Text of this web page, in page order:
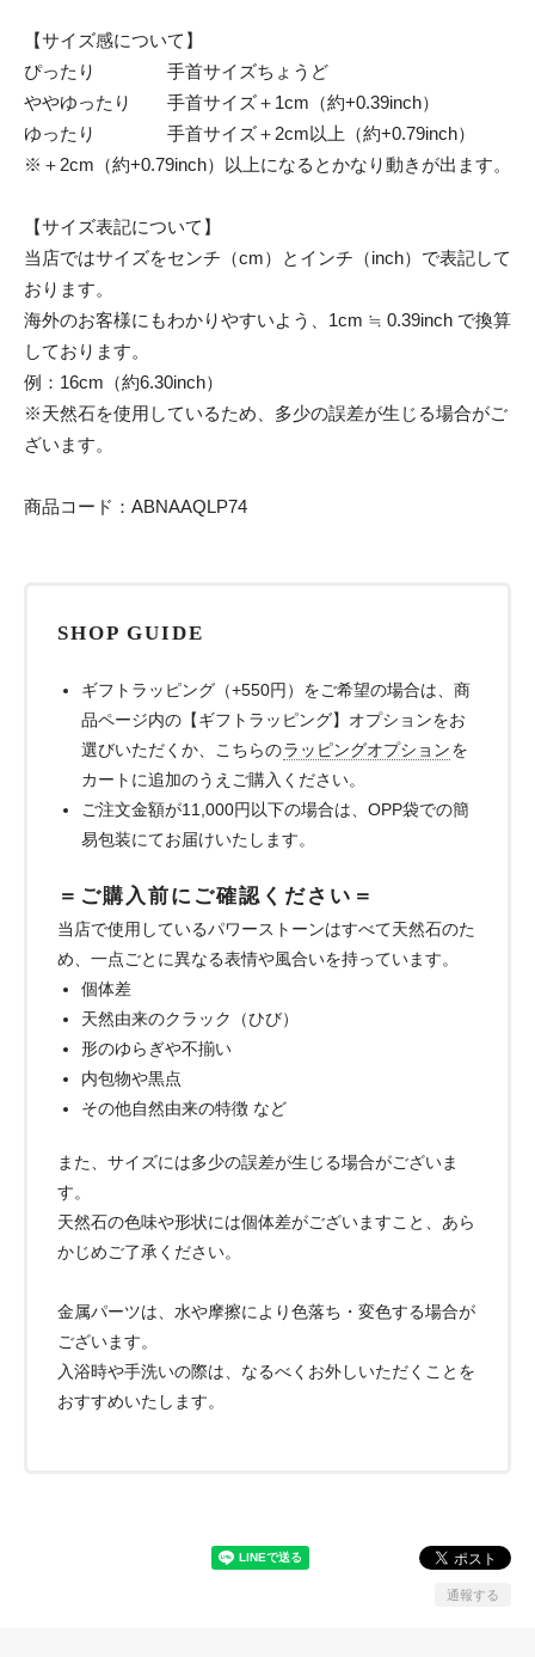
【サイズ感について】
ぴったり 手首サイズちょうど
ややゆったり 手首サイズ＋1cm（約+0.39inch）
ゆったり 手首サイズ＋2cm以上（約+0.79inch）
※＋2cm（約+0.79inch）以上になるとかなり動きが出ます。
【サイズ表記について】
当店ではサイズをセンチ（cm）とインチ（inch）で表記して
おります。
海外のお客様にもわかりやすいよう、1cm ≒ 0.39inch で換算
しております。
例：16cm（約6.30inch）
※天然石を使用しているため、多少の誤差が生じる場合がご
ざいます。
商品コード：ABNAAQLP74
SHOP GUIDE
ギフトラッピング（+550円）をご希望の場合は、商
品ページ内の【ギフトラッピング】オプションをお
選びいただくか、こちらのラッピングオプションを
カートに追加のうえご購入ください。
ご注文金額が11,000円以下の場合は、OPP袋での簡
易包装にてお届けいたします。
＝ご購入前にご確認ください＝
当店で使用しているパワーストーンはすべて天然石のた
め、一点ごとに異なる表情や風合いを持っています。
個体差
天然由来のクラック（ひび）
形のゆらぎや不揃い
内包物や黒点
その他自然由来の特徴 など
また、サイズには多少の誤差が生じる場合がございま
す。
天然石の色味や形状には個体差がございますこと、あら
かじめご了承ください。
金属パーツは、水や摩擦により色落ち・変色する場合が
ございます。
入浴時や手洗いの際は、なるべくお外しいただくことを
おすすめいたします。
通報する